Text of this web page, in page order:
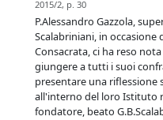
2015/2, p. 30
P.Alessandro Gazzola,
Scalabriniani, in
Consacrata, ci ha reso
giungere a tutti i suoi
presentare una riflessione
all'interno del loro Istituto
fondatore, beato